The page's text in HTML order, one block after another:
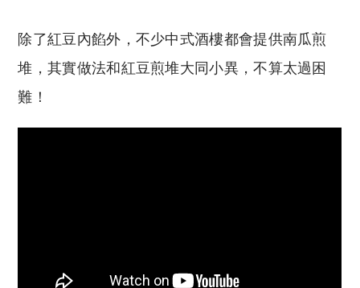
除了紅豆內餡外，不少中式酒樓都會提供南瓜煎
堆，其實做法和紅豆煎堆大同小異，不算太過困
難！